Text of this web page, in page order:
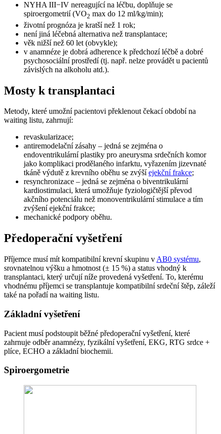
NYHA III−IV nereagující na léčbu, doplňuje se
spiroergometrií (VO2 max do 12 ml/kg/min);
životní prognóza je kratší než 1 rok;
není jiná léčebná alternativa než transplantace;
věk nižší než 60 let (obvykle);
v anamnéze je dobrá adherence k předchozí léčbě a dobré
psychosociální prostředí (tj. např. nelze provádět u pacientů
závislých na alkoholu atd.).
Mosty k transplantaci
Metody, které umožní pacientovi překlenout čekací období na
waiting listu, zahrnují:
revaskularizace;
antiremodelační zásahy – jedná se zejména o
endoventrikulární plastiky pro aneurysma srdečních komor
jako komplikaci prodělaného infarktu, vyřazením jizevnaté
tkáně výdutě z krevního oběhu se zvýší ejekční frakce;
resynchronizace – jedná se zejména o biventrikulární
kardiostimulaci, která umožňuje fyziologičtější převod
akčního potenciálu než monoventrikulární stimulace a tím
zvýšení ejekční frakce;
mechanické podpory oběhu.
Předoperační vyšetření
Příjemce musí mít kompatibilní krevní skupinu v AB0 systému,
srovnatelnou výšku a hmotnost (± 15 %) a status vhodný k
transplantaci, který určují níže provedená vyšetření. To, kterému
vhodnému příjemci se transplantuje kompatibilní srdeční štěp, záleží
také na pořadí na waiting listu.
Základní vyšetření
Pacient musí podstoupit běžné předoperační vyšetření, které
zahrnuje odběr anamnézy, fyzikální vyšetření, EKG, RTG srdce +
plíce, ECHO a základní biochemii.
Spiroergometrie